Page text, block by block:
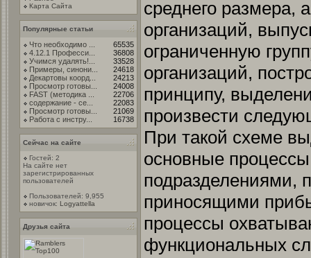
Карта Сайта
Популярные статьи
Что необходимо ...
65535
4.12.1 Професси...
36808
Учимся удалять!...
33528
Примеры, синони...
24618
Декартовы коорд...
24213
Просмотр готовы...
24008
FAST (методика ...
22706
содержание - се...
22083
Просмотр готовы...
21069
Работа с инстру...
16738
Сейчас на сайте
Гостей: 2
На сайте нет
зарегистрированных
пользователей
Пользователей: 9,955
новичок: Logyattella
Друзья сайта
среднего размера,
организаций,
ограниченную
организаций,
принципу,
произвести
При такой схеме
основные
подразделениями,
приносящими
процессы
функциональных